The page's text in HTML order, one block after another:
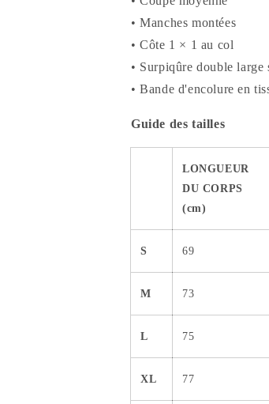
• Manches montées
• Côte 1 × 1 au col
• Surpiqûre double large
• Bande d'encolure en
Guide des tailles
LONGUEUR
DU CORPS
(cm)
S 69
M 73
L 75
XL 77